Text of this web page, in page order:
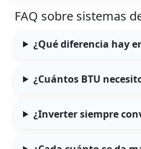
FAQ sobre sistemas
¿Qué diferencia hay
¿Cuántos BTU
¿Inverter siempre